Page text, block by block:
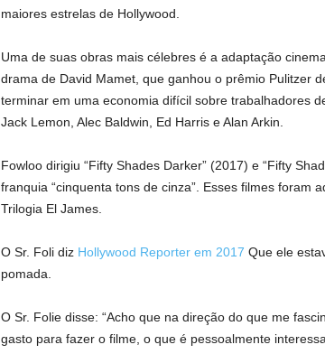
maiores estrelas de Hollywood.
Uma de suas obras mais célebres é a adaptação
drama de David Mamet, que ganhou o prêmio Pulitzer
terminar em uma economia difícil sobre trabalhadores
Jack Lemon, Alec Baldwin, Ed Harris e Alan Arkin.
Fowloo dirigiu “Fifty Shades Darker” (2017) e “Fifty
franquia “cinquenta tons de cinza”. Esses filmes foram
Trilogia El James.
O Sr. Foli diz Hollywood Reporter em 2017 Que ele
pomada.
O Sr. Folie disse: “Acho que na direção do que me
gasto para fazer o filme, o que é pessoalmente